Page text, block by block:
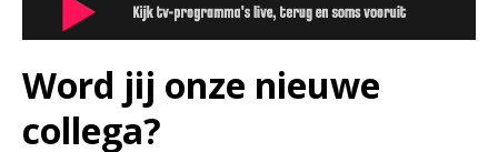
Word jij onze nieuwe
collega?